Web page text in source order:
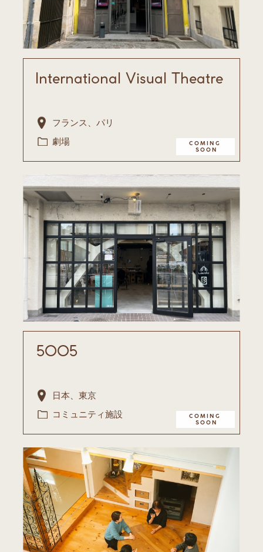
International Visual Theatre
フランス、パリ
劇場
COMING ​
SOON
5005
日本、東京
コミュニティ施設
COMING ​
SOON